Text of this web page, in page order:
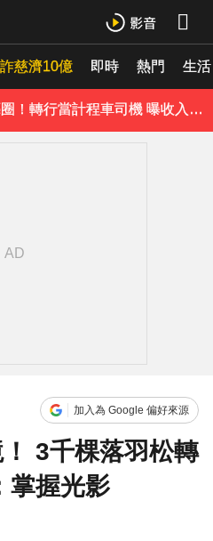
慈濟10億 即時 熱門 生活
泰男團Dragon 5男星爆死訊！騎單車離家失聯 陳屍河中驚見「20公斤重物」
女星告別9年演藝圈！轉行當計程車司機 曝收入：比演員賺更多
加入為 Google 偏好來源
3千棵落羽松轉
掌握光影